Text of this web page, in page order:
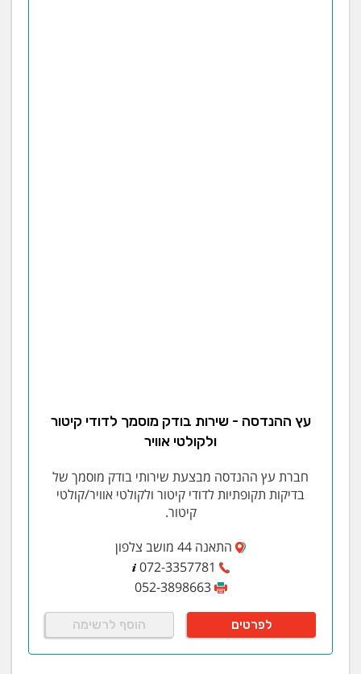
עץ ההנדסה - שירות בודק מוסמך לדודי קיטור
ולקולטי אוויר
חברת עץ ההנדסה מבצעת שירותי בודק מוסמך של
בדיקות תקופתיות לדודי קיטור ולקולטי אוויר/קולטי
קיטור.
התאנה 44 מושב צלפון
072-3357781
052-3898663
לפרטים הוסף לרשימה